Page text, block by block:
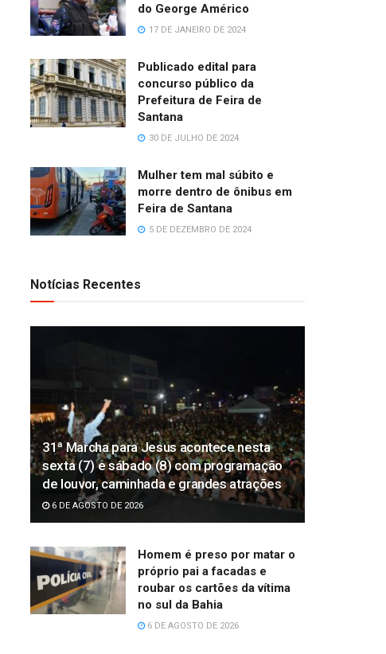
do George Américo
17 DE JANEIRO DE 2024
Publicado edital para
concurso público da
Prefeitura de Feira de
Santana
30 DE JULHO DE 2024
Mulher tem mal súbito e
morre dentro de ônibus em
Feira de Santana
5 DE DEZEMBRO DE 2024
Notícias Recentes
31ª Marcha para Jesus acontece nesta
sexta (7) e sábado (8) com programação
de louvor, caminhada e grandes atrações
6 DE AGOSTO DE 2026
Homem é preso por matar o
próprio pai a facadas e
roubar os cartões da vítima
no sul da Bahia
6 DE AGOSTO DE 2026